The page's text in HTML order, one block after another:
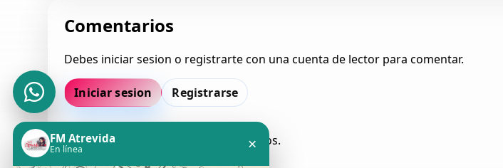
Comentarios
Debes iniciar sesion o registrarte con una cuenta de lector para comentar.
Iniciar sesion Registrarse
Todavia no hay comentarios aprobados.
FM Atrevida
En línea ×